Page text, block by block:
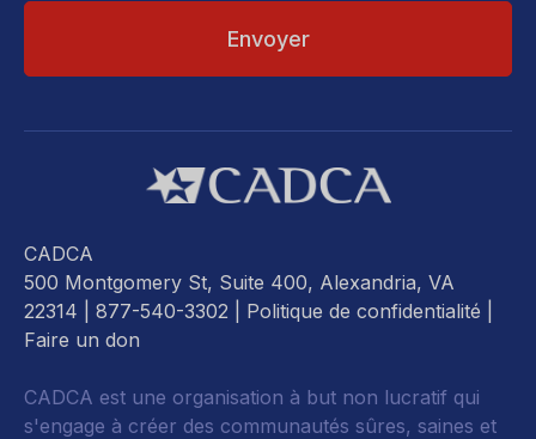
CADCA
500 Montgomery St, Suite 400, Alexandria, VA
22314 | 877-540-3302 | Politique de confidentialité
Faire un don
CADCA est une organisation à but non lucratif qui
s'engage à créer des communautés sûres, saines et